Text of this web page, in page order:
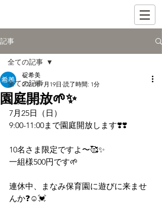
記事
全ての記事
まなみブログ
全ての記事
園庭開放🌱✨
碇希美
2021年7月19日 読了時間: 1分
7月25日（日）
9:00-11:00まで園庭開放します❣️❣️
10名さま限定ですよ〜🥰✨
一組様500円です🌱
連休中、まなみ保育園に遊びに来ませ
んか❓☺️💓